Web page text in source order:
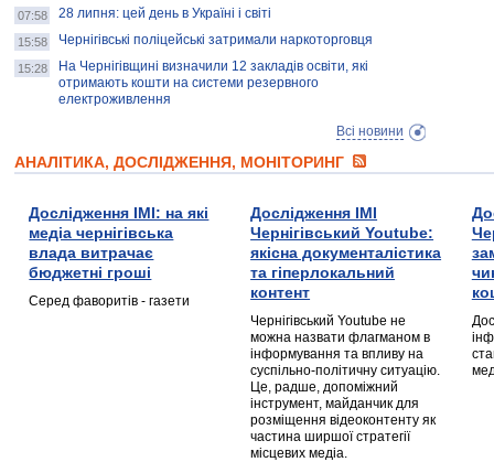
07:58 28 липня: цей день в Україні і світі
15:58 Чернігівські поліцейські затримали наркоторговця
15:28
На Чернігівщині визначили 12 закладів освіти, які
отримають кошти на системи резервного
електроживлення
Всі новини
АНАЛІТИКА, ДОСЛІДЖЕННЯ, МОНІТОРИНГ
Дослідження ІМІ: на які
медіа чернігівська
влада витрачає
бюджетні гроші
Серед фаворитів - газети
Дослідження ІМІ
Чернігівський Youtube:
якісна документалістика
та гіперлокальний
контент
Чернігівський Youtube не
можна назвати флагманом в
інформування та впливу на
суспільно-політичну ситуацію.
Це, радше, допоміжний
інструмент, майданчик для
розміщення відеоконтенту як
частина ширшої стратегії
місцевих медіа.